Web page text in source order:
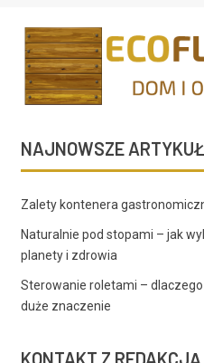
NAJNOWSZE
Zalety kontenera
Naturalnie pod stopami – jak
planety i zdrowia
Sterowanie roletami –
duże znaczenie
KONTAKT Z REDAKCJĄ